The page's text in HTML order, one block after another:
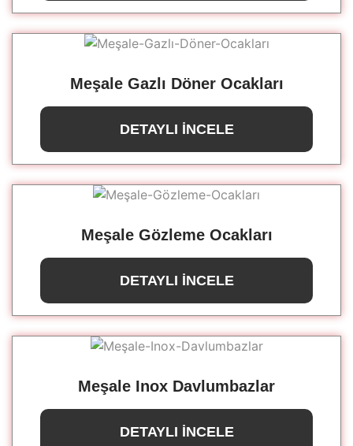
Meşale Gazlı Döner Ocakları
DETAYLI İNCELE
Meşale Gözleme Ocakları
DETAYLI İNCELE
Meşale Inox Davlumbazlar
DETAYLI İNCELE